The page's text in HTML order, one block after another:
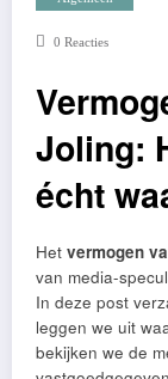
0 Reacties
Joling:
écht
Het vermogen
van media-
In deze post
leggen we uit
bekijken we de